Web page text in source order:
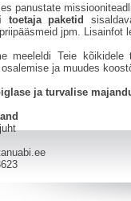
panustate
toetaja paketid
jpm. Lisainfot
meeleldi Teie
ja muudes
ja turvalise